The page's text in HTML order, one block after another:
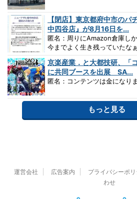
【閉店】東京都府中市のパ
中四谷店』が8月16日を...
匿名：周りにAmazon倉庫し
今までよく生き残っていたなぁ
京楽産業．と大都技研、「
に共同ブースを出展 SA...
匿名：コンテンツは金になり
もっと見る
運営会社 広告案内 プライバシーポ
わせ